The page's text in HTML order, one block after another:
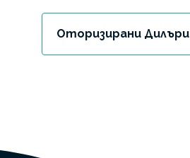
Оторизирани Дилъри